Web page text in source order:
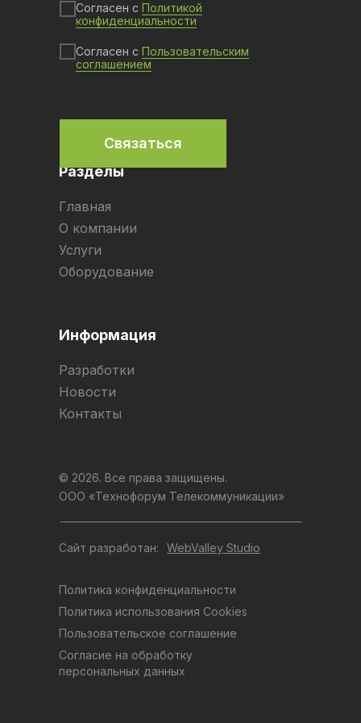
Разделы
Информация
Главная
О компании
Услуги
Оборудование
Разработки
Новости
Контакты
Политика использования Cookies
Согласие на обработку
персональных данных
Пользовательское соглашение
Политика конфиденциальности
© 2026. Все права защищены.
ООО «Технофорум Телекоммуникации»
Сайт разработан:
Согласен с Политикой
конфиденциальности
Согласен с Пользовательским
соглашением
Связаться
WebValley Studio